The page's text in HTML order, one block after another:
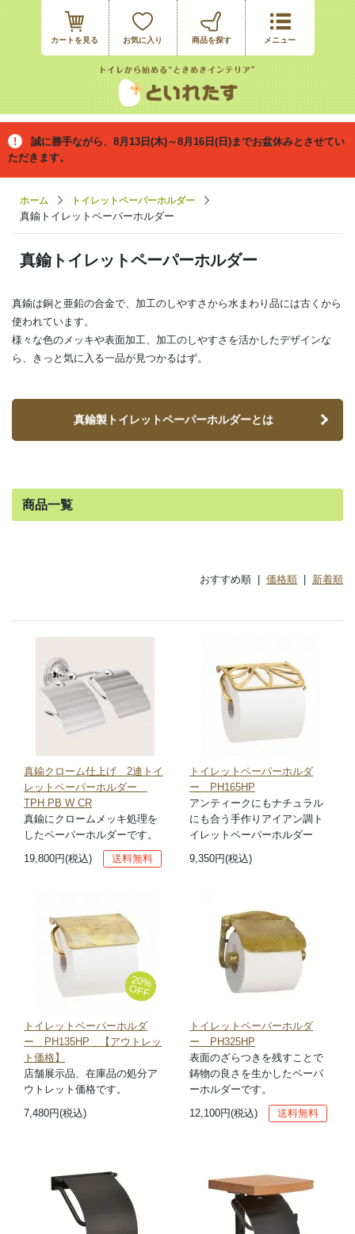
カートを見る お気に入り
誠に勝手ながら、8月13日(木)～8月16日(日)までお盆休みとさせてい
ただきます。
ホーム トイレットペーパーホルダー
真鍮トイレットペーパーホルダー
真鍮トイレットペーパーホルダー
真鍮は銅と亜鉛の合金で、加工のしやすさから水まわり品には古くから
使われています。
様々な色のメッキや表面加工、加工のしやすさを活かしたデザインな
ら、きっと気に入る一品が見つかるはず。
真鍮製トイレットペーパーホルダーとは
商品一覧
おすすめ順 | 価格順 新着順
真鍮クローム仕上げ 2連トイ
レットペーパーホルダー
TPH PB W CR
真鍮にクロームメッキ処理を
したペーパーホルダーです。
19,800円(税込)
送料無料
トイレットペーパーホルダ
ー PH165HP
アンティークにもナチュラル
にも合う手作りアイアン調ト
イレットペーパーホルダー
9,350円(税込)
20%
OFF
トイレットペーパーホルダ
ー PH135HP 【アウトレッ
ト価格】
店舗展示品、在庫品の処分ア
ウトレット価格です。
7,480円(税込)
トイレットペーパーホルダ
ー PH325HP
表面のざらつきを残すことで
鋳物の良さを生かしたペーパ
ーホルダーです。
12,100円(税込)
送料無料